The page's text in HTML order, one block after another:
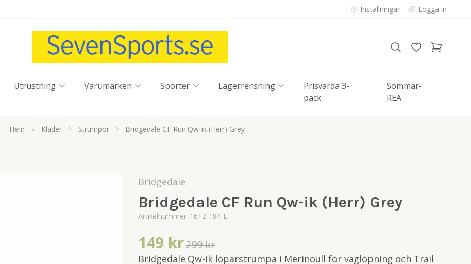
Inställningar Logga in
Utrustning Varumärken Sporter Lagerrensning
Prisvärda 3-
pack
Sommar-
REA
Hem Kläder Strumpor Bridgedale CF Run Qw-ik (Herr) Grey
Bridgedale
Bridgedale CF Run Qw-ik (Herr) Grey
Artikelnummer: 1612-184-L
149 kr299 kr
Bridgedale Qw-ik löparstrumpa i Merinoull för väglöpning och Trail